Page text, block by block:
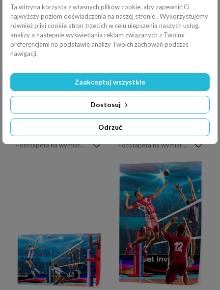
Fototapeta na wymiar Zawodowe siatkarki w akcji na boisku Fototapeta na wymiar Zawodowa siatkarka w akcji na boisku
Ta witryna korzysta z własnych plików cookie, aby zapewnić Ci
najwyższy poziom doświadczenia na naszej stronie . Wykorzystujemy
również pliki cookie stron trzecich w celu ulepszenia naszych usług,
analizy a nastepnie wyświetlania reklam związanych z Twoimi
preferencjami na podstawie analizy Twoich zachowań podczas
nawigacji.
Odrzuć
Dostosuj
Zaakceptuj wszystkie